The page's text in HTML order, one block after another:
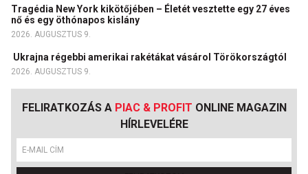
Tragédia New York kikötőjében – Életét vesztette egy 27 éves
nő és egy öthónapos kislány
2026. AUGUSZTUS 9.
Ukrajna régebbi amerikai rakétákat vásárol Törökországtól
2026. AUGUSZTUS 9.
FELIRATKOZÁS A PIAC & PROFIT ONLINE MAGAZIN
HÍRLEVELÉRE